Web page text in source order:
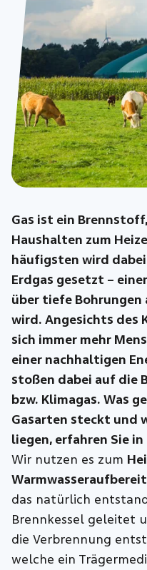
Gas ist ein
Haushalten zum
häufigsten wird
Erdgas gesetzt –
über tiefe Bohrungen
wird. Angesichts des
sich immer mehr
einer nachhaltigen
stoßen dabei auf die
bzw. Klimagas. Was
Gasarten steckt und
liegen, erfahren Sie
Wir nutzen es zum
das natürlich
Brennkessel geleitet
die Verbrennung
welche ein